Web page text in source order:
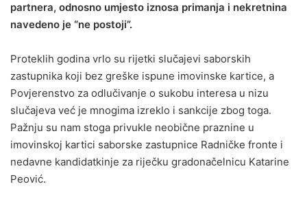
partnera, odnosno umjesto iznosa primanja i nekretnina
navedeno je “ne postoji”.
Proteklih godina vrlo su rijetki slučajevi saborskih
zastupnika koji bez greške ispune imovinske kartice, a
Povjerenstvo za odlučivanje o sukobu interesa u nizu
slučajeva već je mnogima izreklo i sankcije zbog toga.
Pažnju su nam stoga privukle neobične praznine u
imovinskoj kartici saborske zastupnice Radničke fronte i
nedavne kandidatkinje za riječku gradonačelnicu Katarine
Peović.